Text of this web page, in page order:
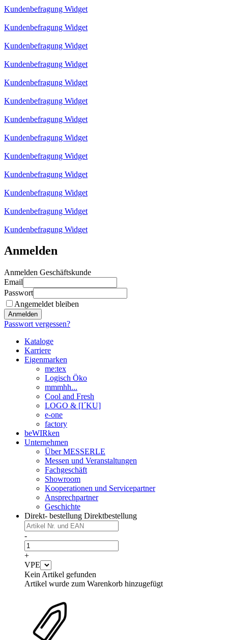
Kundenbefragung Widget
Kundenbefragung Widget
Kundenbefragung Widget
Kundenbefragung Widget
Kundenbefragung Widget
Kundenbefragung Widget
Kundenbefragung Widget
Kundenbefragung Widget
Kundenbefragung Widget
Kundenbefragung Widget
Kundenbefragung Widget
Kundenbefragung Widget
Kundenbefragung Widget
Anmelden
Anmelden Geschäftskunde
Email
Passwort
Angemeldet bleiben
Anmelden
Passwort vergessen?
Kataloge
Karriere
Eigenmarken
me:tex
Logisch Öko
mmmhh...
Cool and Fresh
LOGO & [I´KU]
e-one
factory
beWIRken
Unternehmen
Über MESSERLE
Messen und Veranstaltungen
Fachgeschäft
Showroom
Kooperationen und Servicepartner
Ansprechpartner
Geschichte
Direkt- bestellung Direktbestellung
-
+
VPE
Kein Artikel gefunden
Artikel wurde zum Warenkorb hinzugefügt